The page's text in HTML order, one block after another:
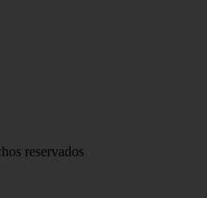
reservados